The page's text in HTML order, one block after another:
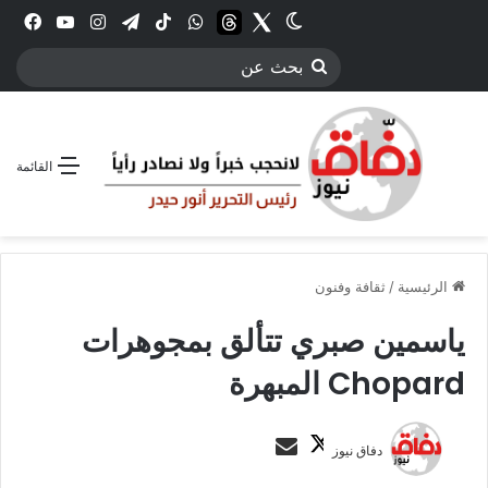
انستقرامتيلقرام‫TikTokواتسابthreadsTwitter
الوضع المظلم
بحث
القائمة
الرئيسية /ثقافة وفنون
ياسمين صبري تتألق بمجوهرات
Chopard المبهرة
دفاق نيوز
ت